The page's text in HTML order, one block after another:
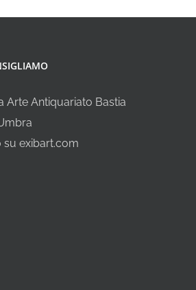
Arte Antiquariato Bastia
su exibart.com